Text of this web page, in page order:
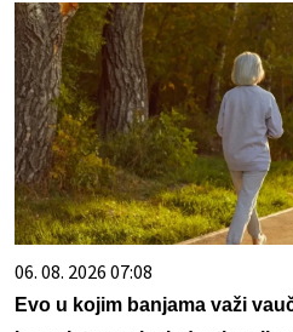
06. 08. 2026 07:08
Evo u kojim banjama važi